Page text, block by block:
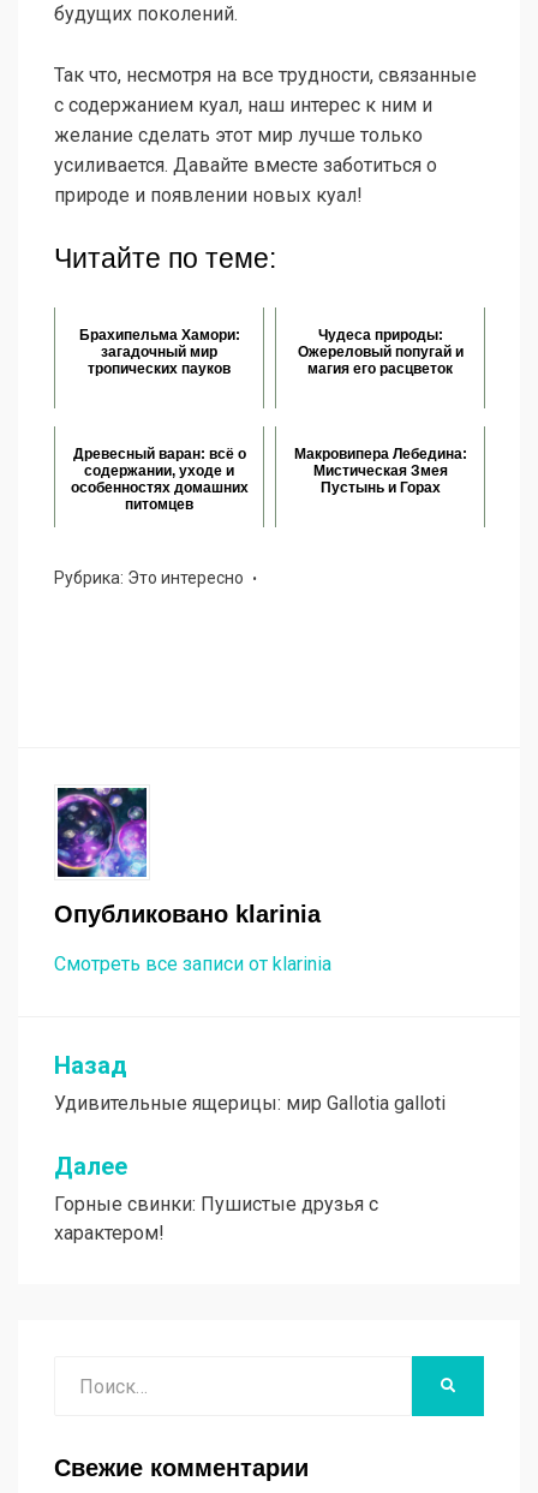
будущих поколений.
Так что, несмотря на все трудности, связанные
с содержанием куал, наш интерес к ним и
желание сделать этот мир лучше только
усиливается. Давайте вместе заботиться о
природе и появлении новых куал!
Читайте по теме:
Брахипельма Хамори:
загадочный мир
тропических пауков
Чудеса природы:
Ожереловый попугай и
магия его расцветок
Древесный варан: всё о
содержании, уходе и
особенностях домашних
питомцев
Макровипера Лебедина:
Мистическая Змея
Пустынь и Горах
Рубрика: Это интересно
Опубликовано klarinia
Смотреть все записи от klarinia
Навигация
по
записям
Назад
Удивительные ящерицы: мир Gallotia galloti
Далее
Горные свинки: Пушистые друзья с
характером!
Свежие комментарии